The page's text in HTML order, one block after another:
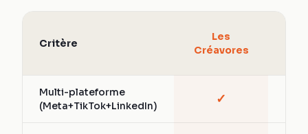
Critère
Les
Créavores
Multi-plateforme
(Meta+TikTok+LinkedIn)
✓